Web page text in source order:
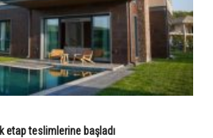
etap teslimlerine başladı